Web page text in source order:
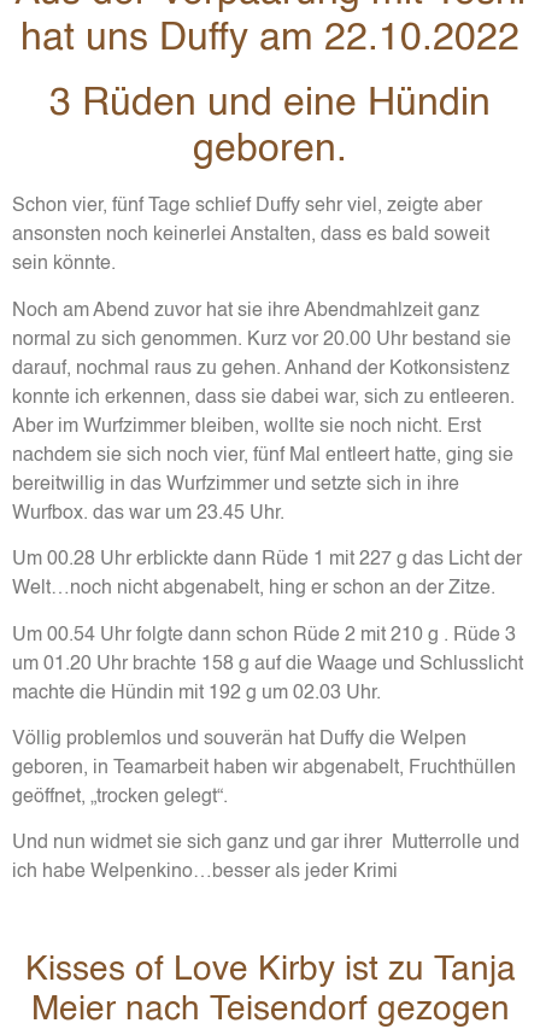
hat uns Duffy am 22.10.2022
3 Rüden und eine Hündin
geboren.
Schon vier, fünf Tage schlief Duffy sehr viel, zeigte aber
ansonsten noch keinerlei Anstalten, dass es bald soweit
sein könnte.
Noch am Abend zuvor hat sie ihre Abendmahlzeit ganz
normal zu sich genommen. Kurz vor 20.00 Uhr bestand sie
darauf, nochmal raus zu gehen. Anhand der Kotkonsistenz
konnte ich erkennen, dass sie dabei war, sich zu entleeren.
Aber im Wurfzimmer bleiben, wollte sie noch nicht. Erst
nachdem sie sich noch vier, fünf Mal entleert hatte, ging sie
bereitwillig in das Wurfzimmer und setzte sich in ihre
Wurfbox. das war um 23.45 Uhr.
Um 00.28 Uhr erblickte dann Rüde 1 mit 227 g das Licht der
Welt…noch nicht abgenabelt, hing er schon an der Zitze.
Um 00.54 Uhr folgte dann schon Rüde 2 mit 210 g . Rüde 3
um 01.20 Uhr brachte 158 g auf die Waage und Schlusslicht
machte die Hündin mit 192 g um 02.03 Uhr.
Völlig problemlos und souverän hat Duffy die Welpen
geboren, in Teamarbeit haben wir abgenabelt, Fruchthüllen
geöffnet, „trocken gelegt“.
Und nun widmet sie sich ganz und gar ihrer Mutterrolle und
ich habe Welpenkino…besser als jeder Krimi
Kisses of Love Kirby ist zu Tanja
Meier nach Teisendorf gezogen